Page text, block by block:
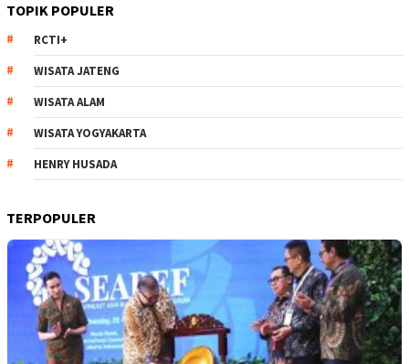
TOPIK POPULER
RCTI+
WISATA JATENG
WISATA ALAM
WISATA YOGYAKARTA
HENRY HUSADA
TERPOPULER